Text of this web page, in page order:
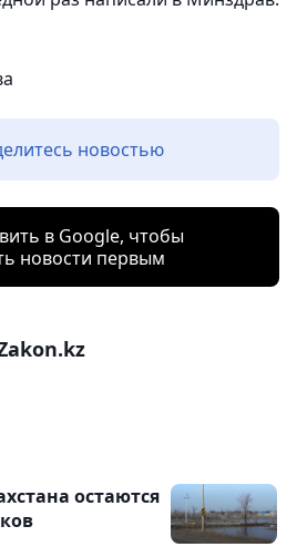
новостью
в Google, чтобы
новости первым
остаются